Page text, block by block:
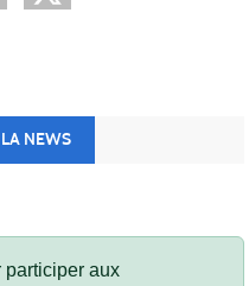
NEWS
participer aux